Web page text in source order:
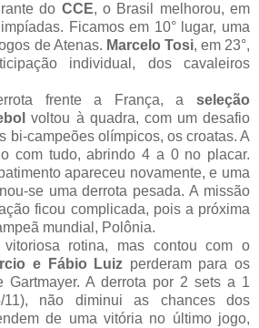
do CCE, o Brasil melhorou, em
Ficamos em 10° lugar, uma
de Atenas. Marcelo Tosi, em 23°,
individual, dos cavaleiros
frente a França, a seleção
voltou à quadra, com um desafio
bi-campeões olímpicos, os croatas. A
com tudo, abrindo 4 a 0 no placar.
apareceu novamente, e uma
se uma derrota pesada. A missão
ficou complicada, pois a próxima
mundial, Polônia.
rotina, mas contou com o
e Fábio Luiz perderam para os
Gartmayer. A derrota por 2 sets a 1
não diminui as chances dos
de uma vitória no último jogo,